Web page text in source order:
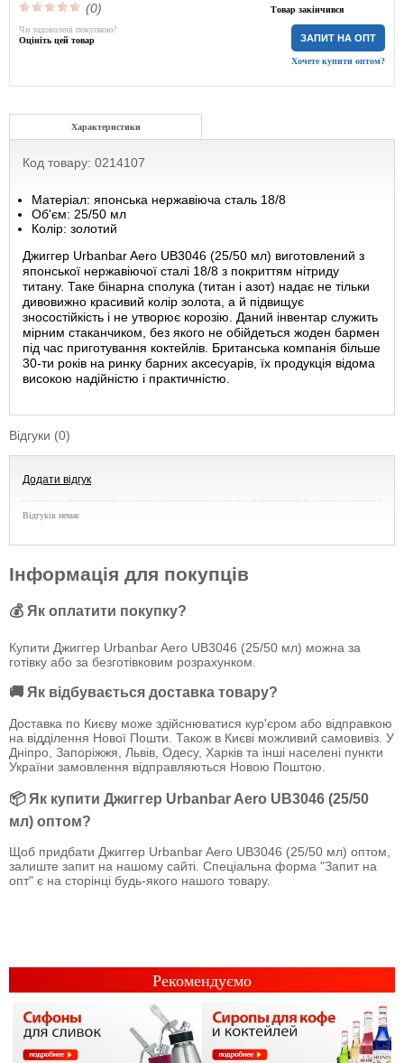
(0) Товар закінчився
ЗАПИТ НА ОПТ
Хочете купити оптом?
Чи задоволені покупкою?
Оцініть цей товар
Характеристики
Код товару: 0214107
Матеріал: японська нержавіюча сталь 18/8
Об'єм: 25/50 мл
Колір: золотий
Джиггер Urbanbar Aero UB3046 (25/50 мл) виготовлений з
японської нержавіючої сталі 18/8 з покриттям нітриду
титану. Таке бінарна сполука (титан і азот) надає не тільки
дивовижно красивий колір золота, а й підвищує
зносостійкість і не утворює корозію. Даний інвентар служить
мірним стаканчиком, без якого не обійдеться жоден бармен
під час приготування коктейлів. Британська компанія більше
30-ти років на ринку барних аксесуарів, їх продукція відома
високою надійністю і практичністю.
Відгуки (0)
Додати відгук
Відгуків немає
Інформація для покупців
💰 Як оплатити покупку?
Купити Джиггер Urbanbar Aero UB3046 (25/50 мл) можна за
готівку або за безготівковим розрахунком.
🚚 Як відбувається доставка товару?
Доставка по Києву може здійснюватися кур'єром або відправкою
на відділення Нової Пошти. Також в Києві можливий самовивіз. У
Дніпро, Запоріжжя, Львів, Одесу, Харків та інші населені пункти
України замовлення відправляються Новою Поштою.
📦 Як купити Джиггер Urbanbar Aero UB3046 (25/50
мл) оптом?
Щоб придбати Джиггер Urbanbar Aero UB3046 (25/50 мл) оптом,
залиште запит на нашому сайті. Спеціальна форма "Запит на
опт" є на сторінці будь-якого нашого товару.
Рекомендуємо